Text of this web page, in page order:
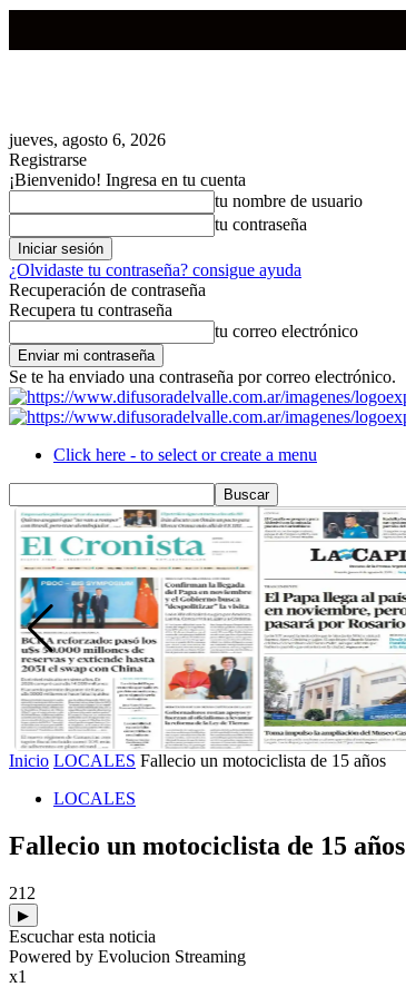
jueves, agosto 6, 2026
Registrarse
¡Bienvenido! Ingresa en tu cuenta
tu nombre de usuario
tu contraseña
¿Olvidaste tu contraseña? consigue ayuda
Recuperación de contraseña
Recupera tu contraseña
tu correo electrónico
Se te ha enviado una contraseña por correo electrónico.
Click here - to select or create a menu
Inicio LOCALES Fallecio un motociclista de 15 años
LOCALES
Fallecio un motociclista de 15 años
212
▶
Escuchar esta noticia
Powered by Evolucion Streaming
x1